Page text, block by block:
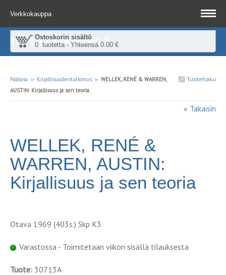
Verkkokauppa
Ostoskorin sisältö
0 tuotetta - Yhteensä 0.00 €
kampinkirjakauppa.fi
Tuotehaku
Päätaso ›› Kirjallisuudentutkimus ›› WELLEK, RENÉ & WARREN,
AUSTIN: Kirjallisuus ja sen teoria
« Takaisin
WELLEK, RENÉ &
WARREN, AUSTIN:
Kirjallisuus ja sen teoria
Otava 1969 (403s.) Skp K3
Varastossa - Toimitetaan viikon sisällä tilauksesta
Tuote: 30713A